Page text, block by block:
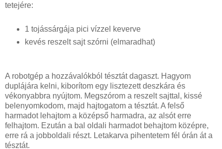
tetejére:
1 tojássárgája pici vízzel keverve
kevés reszelt sajt szórni (elmaradhat)
A robotgép a hozzávalókból tésztát dagaszt. Hagyom
duplájára kelni, kiborítom egy lisztezett deszkára és
vékonyabbra nyújtom. Megszórom a reszelt sajttal, kissé
belenyomkodom, majd hajtogatom a tésztát. A felső
harmadot lehajtom a középső harmadra, az alsót erre
felhajtom. Ezután a bal oldali harmadot behajtom középre,
erre rá a jobboldali részt. Letakarva pihentetem fél órán át a
tésztát.